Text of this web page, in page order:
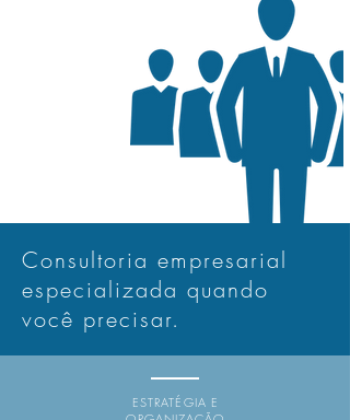
Consultoria empresarial
especializada quando
você precisar.
ESTRATÉGIA E